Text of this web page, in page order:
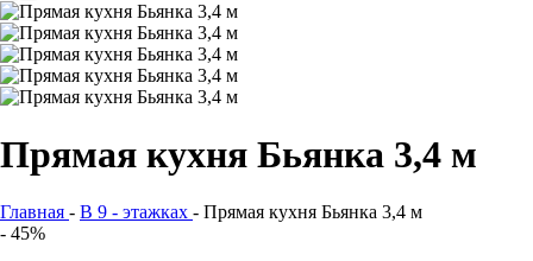
Прямая кухня Бьянка 3,4 м
Главная - В 9 - этажках - Прямая кухня Бьянка 3,4 м
- 45%